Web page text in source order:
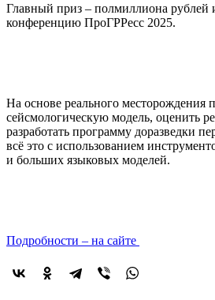
Главный приз – полмиллиона рублей
конференцию ПроГРРесс 2025.
На основе реального месторождения
сейсмологическую модель, оценить
разработать программу доразведки
всё это с использованием
и больших языковых моделей.
Подробности – на сайте